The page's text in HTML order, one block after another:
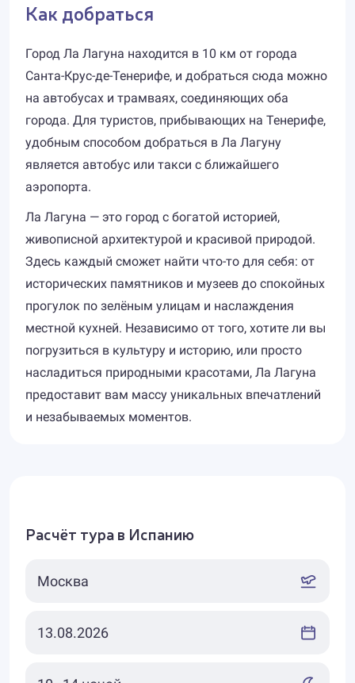
Как добраться
Город Ла Лагуна находится в 10 км от города
Санта-Крус-де-Тенерифе, и добраться сюда можно
на автобусах и трамваях, соединяющих оба
города. Для туристов, прибывающих на Тенерифе,
удобным способом добраться в Ла Лагуну
является автобус или такси с ближайшего
аэропорта.
Ла Лагуна — это город с богатой историей,
живописной архитектурой и красивой природой.
Здесь каждый сможет найти что-то для себя: от
исторических памятников и музеев до спокойных
прогулок по зелёным улицам и наслаждения
местной кухней. Независимо от того, хотите ли вы
погрузиться в культуру и историю, или просто
насладиться природными красотами, Ла Лагуна
предоставит вам массу уникальных впечатлений
и незабываемых моментов.
Расчёт тура в Испанию